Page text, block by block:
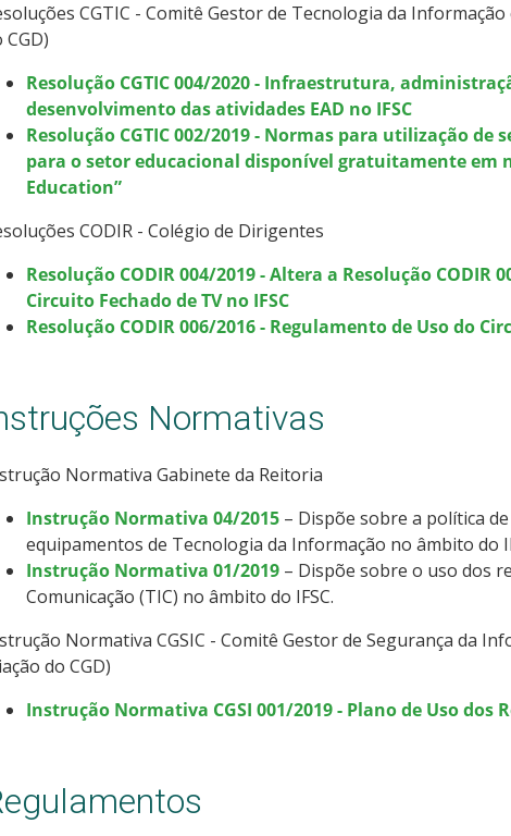
CGTIC - Comitê Gestor de Tecnologia da
CGD)
Resolução CGTIC 004/2020 - Infraestrutura,
desenvolvimento das atividades EAD no IFSC
Resolução CGTIC 002/2019 - Normas para utilização de
para o setor educacional disponível gratuitamente em
Education”
CODIR - Colégio de Dirigentes
Resolução CODIR 004/2019 - Altera a Resolução CODIR
Circuito Fechado de TV no IFSC
Resolução CODIR 006/2016 - Regulamento de Uso do
Normativas
Normativa Gabinete da Reitoria
Instrução Normativa 04/2015– Dispõe sobre a política
equipamentos de Tecnologia da Informação no âmbito do
Instrução Normativa 01/2019– Dispõe sobre o uso dos
Comunicação (TIC) no âmbito do IFSC.
Normativa CGSIC - Comitê Gestor de Segurança da
do CGD)
Instrução Normativa CGSI 001/2019 - Plano de Uso dos